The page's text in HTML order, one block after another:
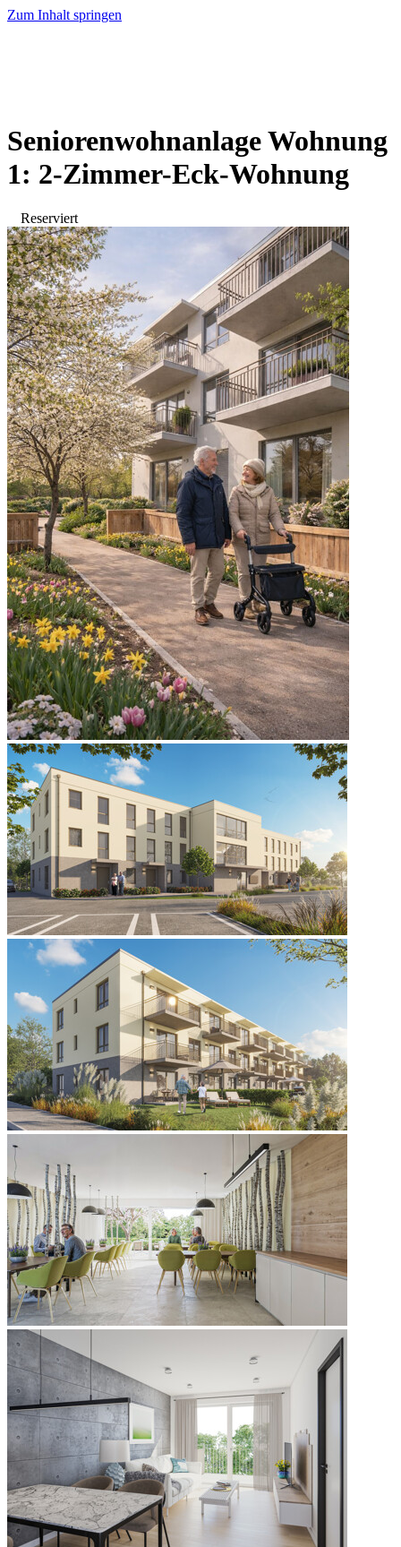
Zum Inhalt springen
Seniorenwohnanlage Wohnung
1: 2-Zimmer-Eck-Wohnung
Reserviert